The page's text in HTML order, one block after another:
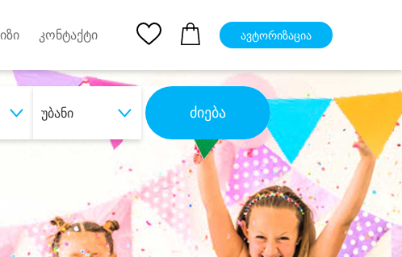
კონტაქტი ავტორიზაცია
უბანი ძიება
დიდი დანაზოგით